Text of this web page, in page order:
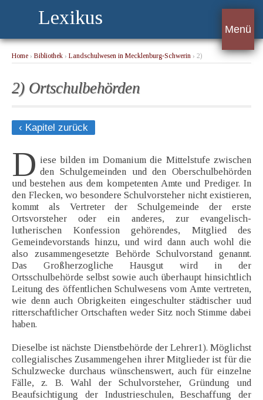
Lexikus
Menü
Home › Bibliothek › Landschulwesen in Mecklenburg-Schwerin › 2)
2) Ortschulbehörden
‹ Kapitel zurück
D iese bilden im Domanium die Mittelstufe zwischen
den Schulgemeinden und den Oberschulbehörden
und bestehen aus dem kompetenten Amte und Prediger. In
den Flecken, wo besondere Schulvorsteher nicht existieren,
kommt als Vertreter der Schulgemeinde der erste
Ortsvorsteher oder ein anderes, zur evangelisch-
lutherischen Konfession gehörendes, Mitglied des
Gemeindevorstands hinzu, und wird dann auch wohl die
also zusammengesetzte Behörde Schulvorstand genannt.
Das Großherzogliche Hausgut wird in der
Ortsschulbehörde selbst sowie auch überhaupt hinsichtlich
Leitung des öffentlichen Schulwesens vom Amte vertreten,
wie denn auch Obrigkeiten eingeschulter städtischer uud
ritterschaftlicher Ortschaften weder Sitz noch Stimme dabei
haben.
Dieselbe ist nächste Dienstbehörde der Lehrer1). Möglichst
collegialisches Zusammengehen ihrer Mitglieder ist für die
Schulzwecke durchaus wünschenswert, auch für einzelne
Fälle, z. B. Wahl der Schulvorsteher, Gründung und
Beaufsichtigung der Industrieschulen, Beschaffung der